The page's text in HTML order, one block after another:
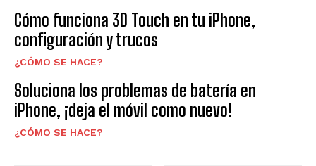
Cómo funciona 3D Touch en tu iPhone,
configuración y trucos
¿CÓMO SE HACE?
Soluciona los problemas de batería en
iPhone, ¡deja el móvil como nuevo!
¿CÓMO SE HACE?